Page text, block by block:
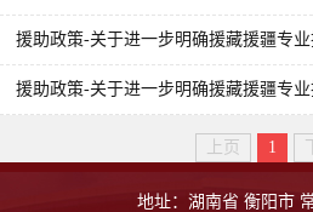
工作的意见
援助政策-关于进一步明确援藏援疆专
援外医疗队人员高级职称评审优惠政策
援助政策-关于进一步明确援藏援疆专
上页 1
地址：湖南省 衡阳市